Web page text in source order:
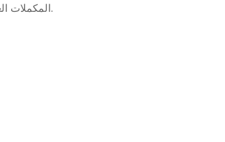
المكملات الغذائية باهظة الثمن.